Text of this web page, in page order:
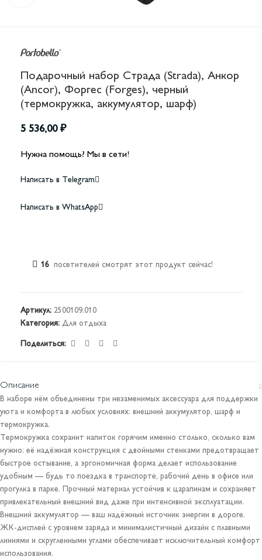
Подарочный набор Страда (Strada), Анкор
(Ancor), Форгес (Forges), черный
(термокружка, аккумулятор, шарф)
5 536,00 ₽
Нужна помощь? Мы в сети!
Написать в Telegram
Написать в WhatsApp
16 посетителей смотрят этот продукт сейчас!
Артикул: 2500109.010
Категория: Для отдыха
Поделиться:
Описание
В наборе нём объединены три незаменимых аксессуара для поддержки
уюта и комфорта в любых условиях: внешний аккумулятор, шарф и
термокружка.
Термокружка сохранит напиток горячим именно столько, сколько вам
нужно: её надёжная конструкция с двойными стенками предотвращает
быстрое остывание, а эргономичная форма делает использование
удобным — будь то поездка в транспорте, рабочий день в офисе или
прогулка в парке. Прочный материал устойчив к царапинам и сохраняет
привлекательный внешний вид даже при интенсивной эксплуатации.
Внешний аккумулятор — ваш надёжный источник энергии в дороге.
ЖК-дисплей с уровнем заряда и минималистичный дизайн с плавными
линиями и скругленными углами обеспечивает исключительный комфорт
использования.